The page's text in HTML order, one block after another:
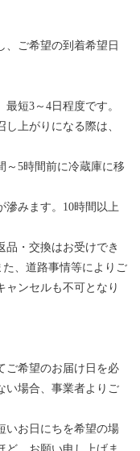
、ご希望の到着希望日
短3～4日程度です。
上がりになる際は、
～5時間前に冷蔵庫に移
みます。10時間以上
・交換はお受けでき
、道路事情等によりご
ャンセルも不可となり
ご希望のお届け日を必
い場合、事業者よりご
いお日にちを希望の場